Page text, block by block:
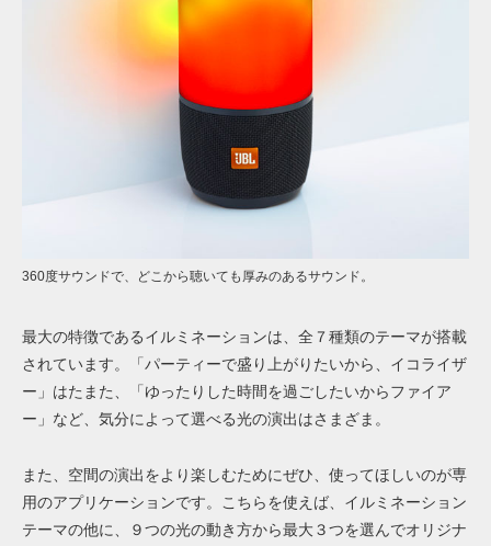
360度サウンドで、どこから聴いても厚みのあるサウンド。
最大の特徴であるイルミネーションは、全７種類のテーマが搭載
されています。「パーティーで盛り上がりたいから、イコライザ
ー」はたまた、「ゆったりした時間を過ごしたいからファイア
ー」など、気分によって選べる光の演出はさまざま。
また、空間の演出をより楽しむためにぜひ、使ってほしいのが専
用のアプリケーションです。こちらを使えば、イルミネーション
テーマの他に、９つの光の動き方から最大３つを選んでオリジナ